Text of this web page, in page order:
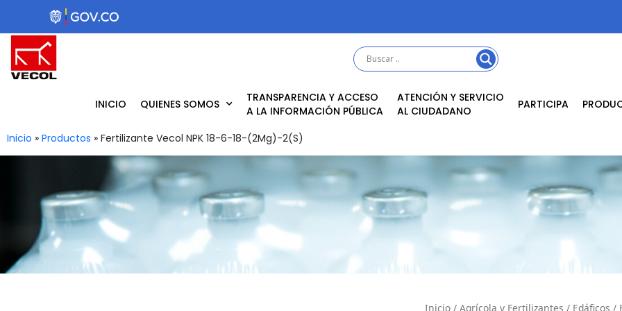
contenido
INICIO QUIENES SOMOS
TRANSPARENCIA Y ACCESO
A LA INFORMACIÓN PÚBLICA
ATENCIÓN Y SERVICIO
AL CIUDADANO
PARTICIPA
Inicio » Productos » Fertilizante Vecol NPK 18-6-18-(2Mg)-2(S)
Inicio/ Agrícola y Fertilizantes / Edáficos /